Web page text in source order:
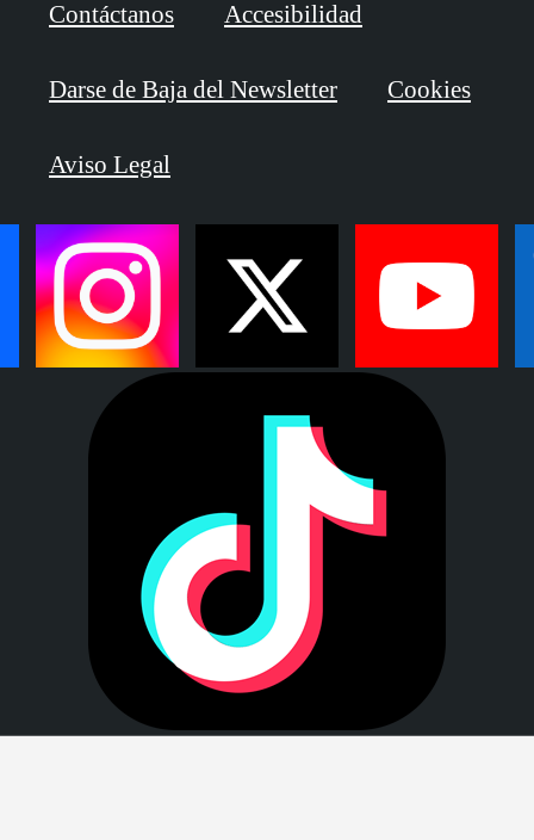
Contáctanos Accesibilidad
Darse de Baja del Newsletter Cookies
Aviso Legal